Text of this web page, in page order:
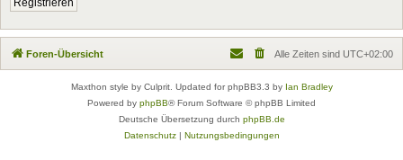
Foren-Übersicht Alle Zeiten sind UTC+02:00
Maxthon style by Culprit. Updated for phpBB3.3 by Ian Bradley
Powered by phpBB® Forum Software © phpBB Limited
Deutsche Übersetzung durch phpBB.de
Datenschutz| Nutzungsbedingungen